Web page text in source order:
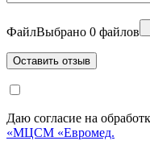
ФайлВыбрано 0 файлов
Даю согласие на
«МЦСМ «Евромед.